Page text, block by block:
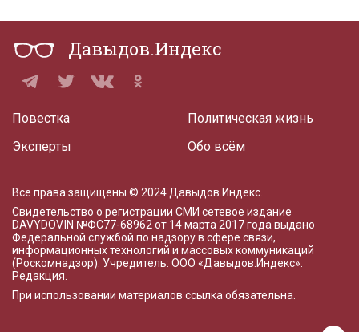
Давыдов.Индекс
Повестка
Эксперты
Политическая жизнь
Обо всём
Все права защищены © 2024 Давыдов.Индекс.
Свидетельство о регистрации СМИ сетевое издание
DAVYDOV.IN №ФС77-68962 от 14 марта 2017 года выдано
Федеральной службой по надзору в сфере связи,
информационных технологий и массовых коммуникаций
(Роскомнадзор). Учредитель: ООО «Давыдов.Индекс».
Редакция
При использовании материалов ссылка обязательна.